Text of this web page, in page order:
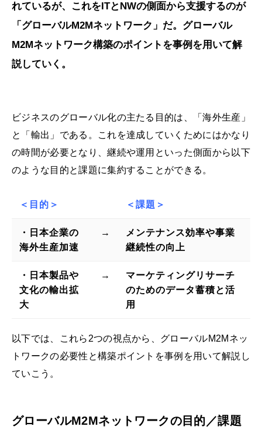
れているが、これをITとNWの側面から支援するのが
「グローバルM2Mネットワーク」だ。グローバル
M2Mネットワーク構築のポイントを事例を用いて解
説していく。
ビジネスのグローバル化の主たる目的は、「海外生産」
と「輸出」である。これを達成していくためにはかなり
の時間が必要となり、継続や運用といった側面から以下
のような目的と課題に集約することができる。
＜目的＞ ＜課題＞
・日本企業の
海外生産加速
→
メンテナンス効率や事業
継続性の向上
・日本製品や
文化の輸出拡
大
→
マーケティングリサーチ
のためのデータ蓄積と活
用
以下では、これら2つの視点から、グローバルM2Mネッ
トワークの必要性と構築ポイントを事例を用いて解説し
ていこう。
グローバルM2Mネットワークの目的／課題